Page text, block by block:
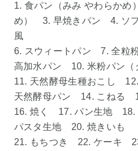
1. 食パン（みみ やわらか
め） 3. 早焼きパン 4. ソ
風
6. スウィートパン 7. 全粒
高加水パン 10. 米粉パン（
11. 天然酵母生種おこし
天然酵母パン 14. こねる
16. 焼く 17. パン生地 18.
パスタ生地 20. 焼きいも
21. もちつき 22. ケーキ